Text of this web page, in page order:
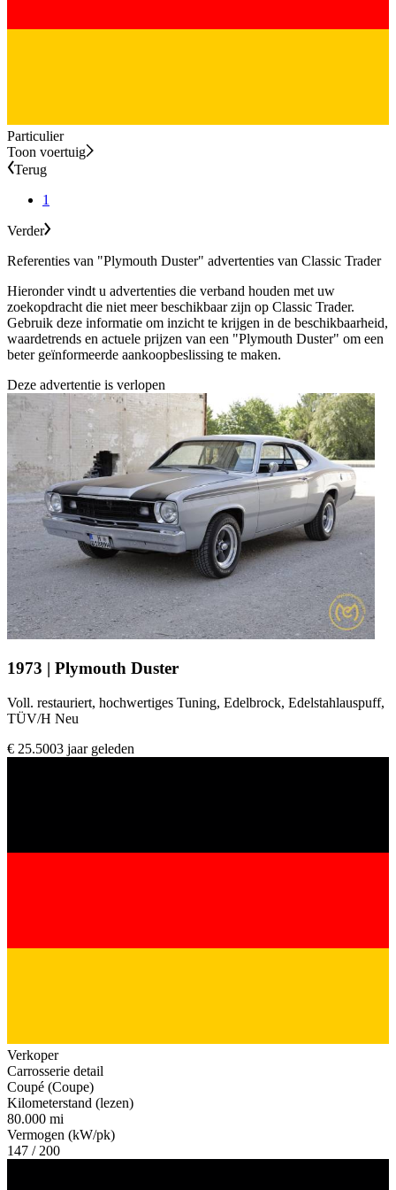
Particulier
Toon voertuig
Terug
1
Verder
Referenties van "Plymouth Duster" advertenties van Classic Trader
Hieronder vindt u advertenties die verband houden met uw
zoekopdracht die niet meer beschikbaar zijn op Classic Trader.
Gebruik deze informatie om inzicht te krijgen in de beschikbaarheid,
waardetrends en actuele prijzen van een "Plymouth Duster" om een
beter geïnformeerde aankoopbeslissing te maken.
Deze advertentie is verlopen
1973 | Plymouth Duster
Voll. restauriert, hochwertiges Tuning, Edelbrock, Edelstahlauspuff,
TÜV/H Neu
€ 25.5003 jaar geleden
Verkoper
Carrosserie detail
Coupé (Coupe)
Kilometerstand (lezen)
80.000 mi
Vermogen (kW/pk)
147 / 200